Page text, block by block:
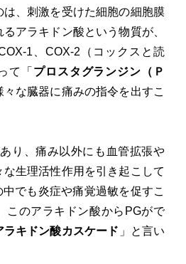
は、刺激を受けた細胞の細胞膜
アラキドン酸という物質が、
1、COX-2（コックスと読
て「 プロスタグランジン（Ｐ
々な臓器に痛みの指令を出すこ
り、痛み以外にも血管拡張や
生理活性作用を引き起こして
でも炎症や痛覚過敏を促すこ
このアラキドン酸からPGがで
ラキドン酸カスケード 」と言い